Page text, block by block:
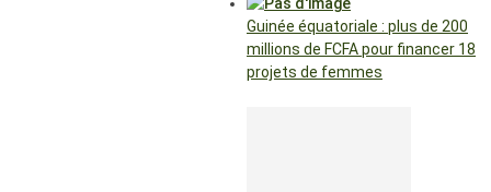
Guinée équatoriale : plus de 200
millions de FCFA pour financer 18
projets de femmes